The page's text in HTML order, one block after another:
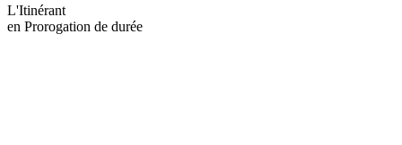
L'Itinérant
en Prorogation de durée